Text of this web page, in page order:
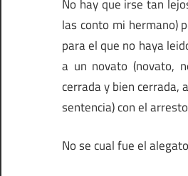
No hay que irse tan
las conto mi hermano)
para el que no haya
a un novato (novato,
cerrada y bien cerrada,
sentencia) con el
No se cual fue el